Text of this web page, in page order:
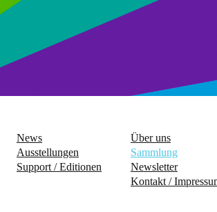
News
Ausstellungen
Support / Editionen
Über uns
Sammlung
Newsletter
Kontakt /